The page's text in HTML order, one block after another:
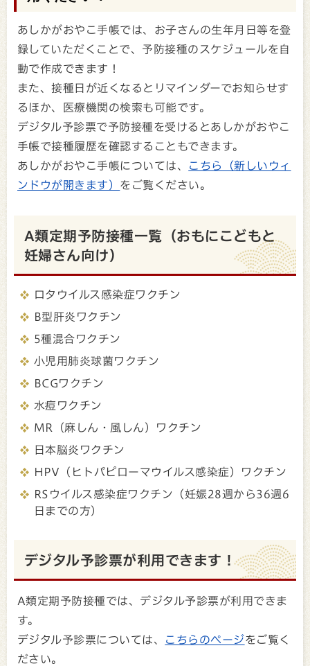
あしかがおやこ手帳では、お子さんの生年月日等を登
録していただくことで、予防接種のスケジュールを自
動で作成できます！
また、接種日が近くなるとリマインダーでお知らせす
るほか、医療機関の検索も可能です。
デジタル予診票で予防接種を受けるとあしかがおやこ
手帳で接種履歴を確認することもできます。
あしかがおやこ手帳については、
こちら（新しいウィ
ンドウが開きます） をご覧ください。
A類定期予防接種一覧（おもにこどもと
妊婦さん向け）
ロタウイルス感染症ワクチン
B型肝炎ワクチン
5種混合ワクチン
小児用肺炎球菌ワクチン
BCGワクチン
水痘ワクチン
MR（麻しん・風しん）ワクチン
日本脳炎ワクチン
HPV（ヒトパピローマウイルス感染症）ワクチン
RSウイルス感染症ワクチン（妊娠28週から36週6
日までの方）
デジタル予診票が利用できます！
A類定期予防接種では、デジタル予診票が利用できま
す。
デジタル予診票については、
こちらのページをご覧く
ださい。